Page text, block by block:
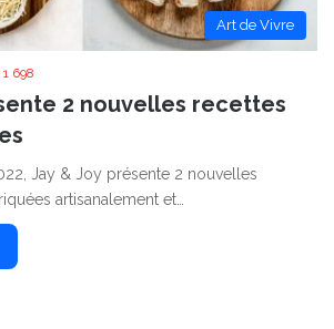
Art de Vivre
1 698
2 nouvelles recettes
Jay & Joy présente 2 nouvelles
artisanalement et…